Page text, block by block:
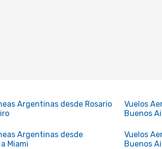
Argentinas desde Rosario
Vuelos
Buenos
Argentinas desde
Miami
Vuelos
Buenos